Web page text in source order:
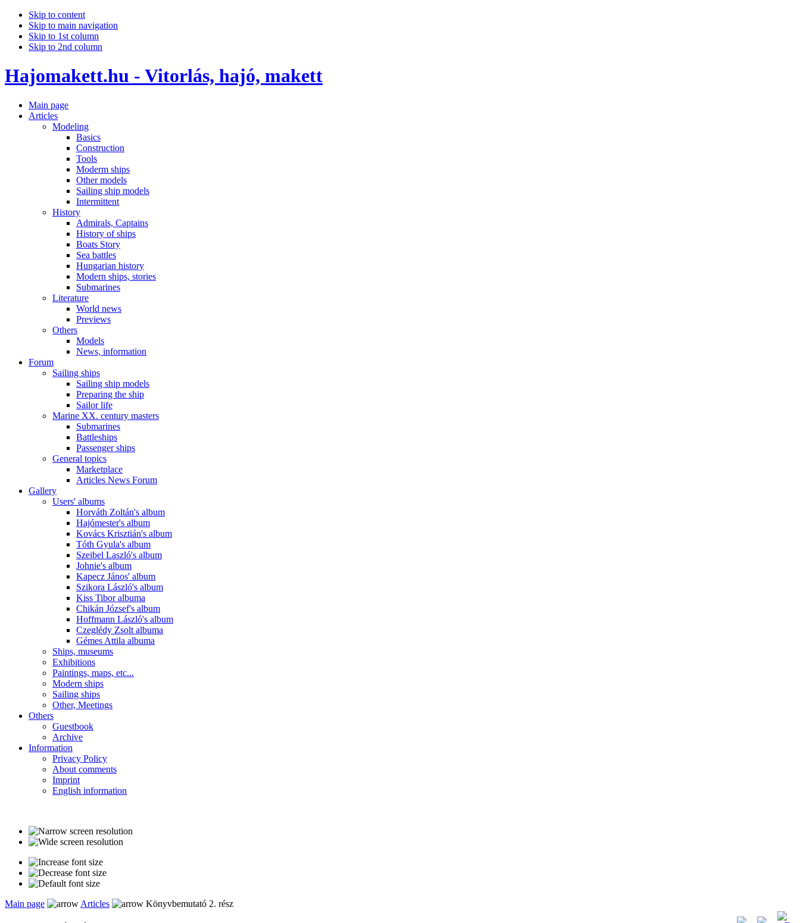
Skip to content
Skip to main navigation
Skip to 1st column
Skip to 2nd column
Hajomakett.hu - Vitorlás, hajó, makett
Main page
Articles
Modeling
Basics
Construction
Tools
Moderm ships
Other models
Sailing ship models
Intermittent
History
Admirals, Captains
History of ships
Boats Story
Sea battles
Hungarian history
Modern ships, stories
Submarines
Literature
World news
Previews
Others
Models
News, information
Forum
Sailing ships
Sailing ship models
Preparing the ship
Sailor life
Marine XX. century masters
Submarines
Battleships
Passenger ships
General topics
Marketplace
Articles News Forum
Gallery
Users' albums
Horváth Zoltán's album
Hajómester's album
Kovács Krisztián's album
Tóth Gyula's album
Szeibel Laszló's album
Johnie's album
Kapecz János' album
Szikora László's album
Kiss Tibor albuma
Chikán József's album
Hoffmann László's album
Czeglédy Zsolt albuma
Gémes Attila albuma
Ships, museums
Exhibitions
Paintings, maps, etc...
Modern ships
Sailing ships
Other, Meetings
Others
Guestbook
Archive
Information
Privacy Policy
About comments
Imprint
English information
Main page Articles Könyvbemutató 2. rész